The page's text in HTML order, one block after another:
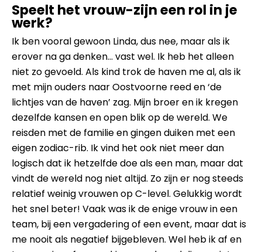
Speelt het vrouw-zijn een rol in je
werk?
Ik ben vooral gewoon Linda, dus nee, maar als ik
erover na ga denken… vast wel. Ik heb het alleen
niet zo gevoeld. Als kind trok de haven me al, als ik
met mijn ouders naar Oostvoorne reed en ‘de
lichtjes van de haven’ zag. Mijn broer en ik kregen
dezelfde kansen en open blik op de wereld. We
reisden met de familie en gingen duiken met een
eigen zodiac-rib. Ik vind het ook niet meer dan
logisch dat ik hetzelfde doe als een man, maar dat
vindt de wereld nog niet altijd. Zo zijn er nog steeds
relatief weinig vrouwen op C-level. Gelukkig wordt
het snel beter! Vaak was ik de enige vrouw in een
team, bij een vergadering of een event, maar dat is
me nooit als negatief bijgebleven. Wel heb ik af en